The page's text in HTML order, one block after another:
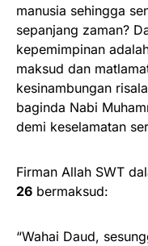
manusia sehingga
sepanjang zaman?
kepemimpinan
maksud dan
kesinambungan
baginda Nabi
demi keselamatan
Firman Allah SWT
26 bermaksud:
“Wahai Daud,